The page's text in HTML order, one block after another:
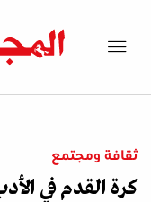
ثقافة ومجتمع
كرة القدم في